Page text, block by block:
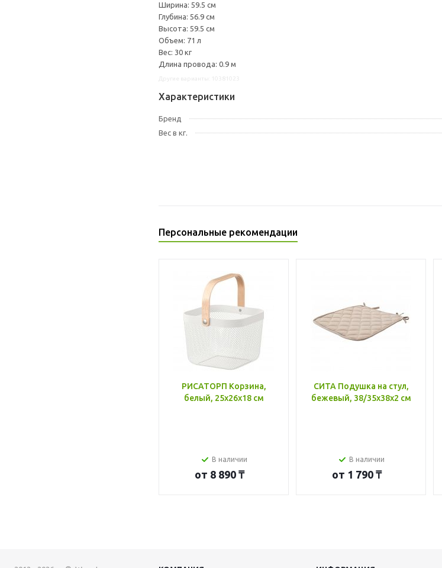
Ширина: 59.5 см
Глубина: 56.9 см
Высота: 59.5 см
Объем: 71 л
Вес: 30 кг
Длина провода: 0.9 м
Характеристики
Бренд
Вес в кг.
Персональные рекомендации
РИСАТОРП Корзина,
белый, 25x26x18 см
В наличии
от 8 890 ₸
СИТА Подушка на стул,
бежевый, 38/35x38x2 см
В наличии
от 1 790 ₸